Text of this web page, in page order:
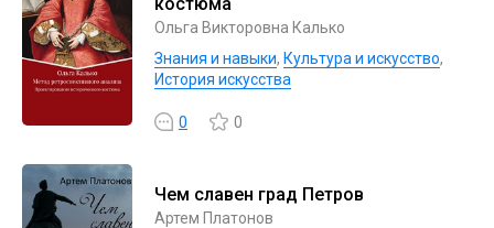
Ольга Викторовна Калько
Знания и навыки, Культура и искусство,
История искусства
0 0
Чем славен град Петров
Артем Платонов